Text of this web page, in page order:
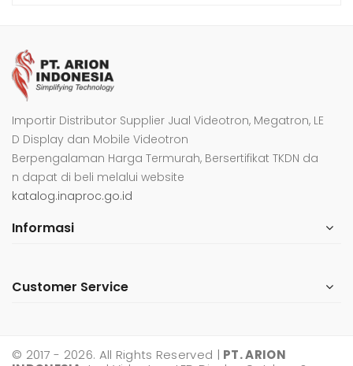
Importir Distributor Supplier Jual Videotron, Megatron, LE
D Display dan Mobile Videotron
Berpengalaman Harga Termurah, Bersertifikat TKDN da
n dapat di beli melalui website
katalog.inaproc.go.id
Informasi
Customer Service
© 2017 - 2026. All Rights Reserved | PT. ARION